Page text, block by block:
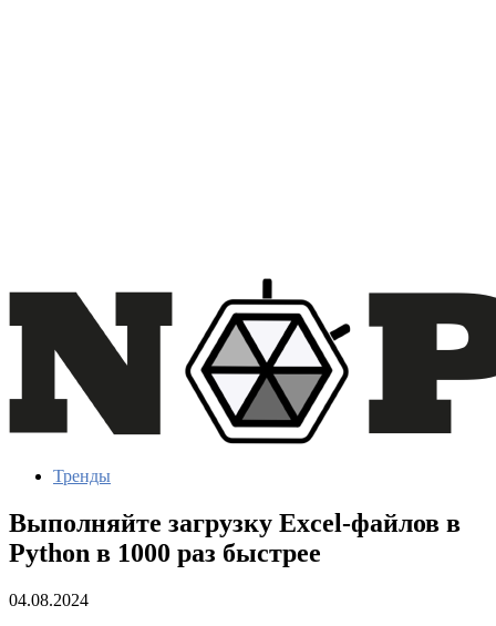
Тренды
Выполняйте загрузку Excel-файлов в
Python в 1000 раз быстрее
04.08.2024